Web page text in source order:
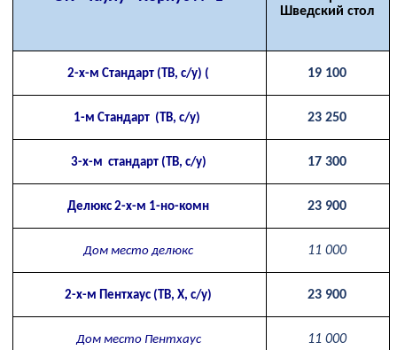
Шведский стол
2-х-м Стандарт (ТВ, с/у) ( 19 100
1-м Стандарт (ТВ, с/у) 23 250
3-х-м стандарт (ТВ, с/у) 17 300
Делюкс 2-х-м 1-но-комн 23 900
Дом место делюкс 11 000
2-х-м Пентхаус (ТВ, Х, с/у) 23 900
Дом место Пентхаус 11 000